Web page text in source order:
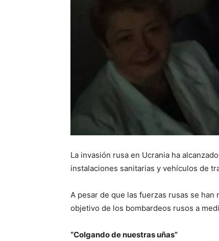
La invasión rusa en Ucrania ha
instalaciones sanitarias y vehículos de
A pesar de que las fuerzas rusas se
objetivo de los bombardeos rusos a
“Colgando de nuestras uñas”